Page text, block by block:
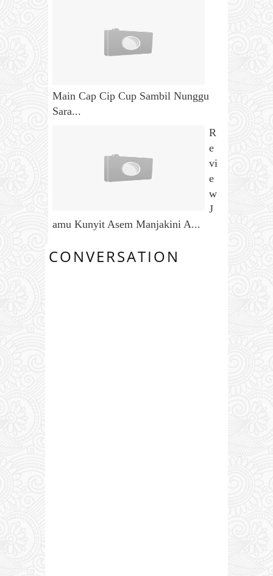
Main Cap Cip Cup Sambil Nunggu
Sara...
R
e
vi
e
w
J
amu Kunyit Asem Manjakini A...
CONVERSATION